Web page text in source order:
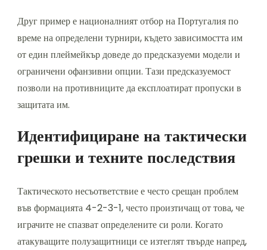
Друг пример е националният отбор на Португалия по
време на определени турнири, където зависимостта им
от един плеймейкър доведе до предсказуеми модели и
ограничени офанзивни опции. Тази предсказуемост
позволи на противниците да експлоатират пропуски в
защитата им.
Идентифициране на тактически
грешки и техните последствия
Тактическото несъответствие е често срещан проблем
във формацията 4-2-3-1, често произтичащ от това, че
играчите не спазват определените си роли. Когато
атакуващите полузащитници се изтеглят твърде напред,